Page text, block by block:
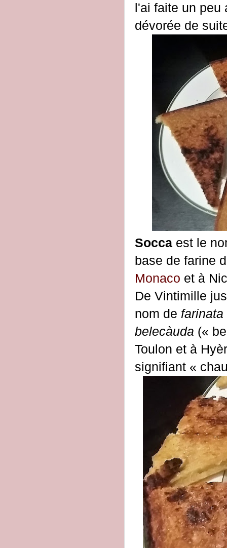
l'ai faite un peu
dévorée de
Socca est le
base de farine
Monaco et à
De Vintimille
nom de farinata
belecàuda («
Toulon et à
signifiant «